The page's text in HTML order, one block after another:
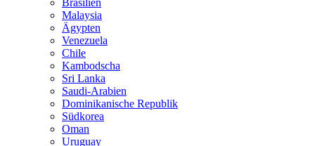
Brasilien
Malaysia
Ägypten
Venezuela
Chile
Kambodscha
Sri Lanka
Saudi-Arabien
Dominikanische Republik
Südkorea
Oman
Uruguay